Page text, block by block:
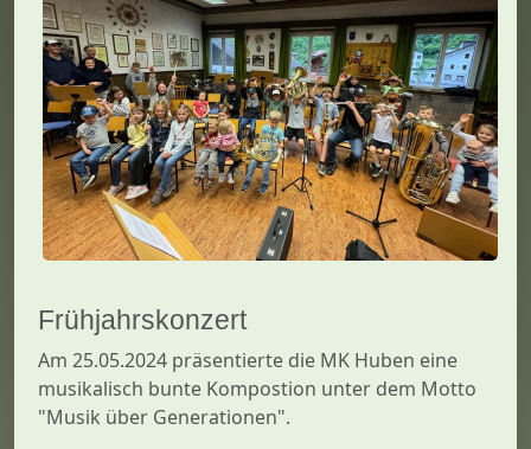
Frühjahrskonzert
Am 25.05.2024 präsentierte die MK Huben eine
musikalisch bunte Kompostion unter dem Motto
"Musik über Generationen".